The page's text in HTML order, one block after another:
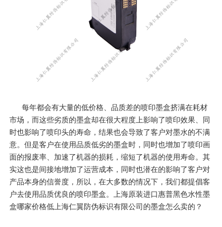
每年都会有大量的低价格、品质差的喷印墨盒挤满在耗材
市场，而这些劣质的墨盒却在很大程度上影响了喷印效果、同
时也影响了喷印头的寿命，结果也会导致了客户对墨水的不满
意。但是客户在使用品质低劣的墨盒时，同时也增加了喷印画
面的报废率、加速了机器的损耗，缩短了机器的使用寿命。其
实这也是间接地增加了运营成本，同时也潜在的影响了客户对
产品本身的信誉度，所以，在大多数的情况下，我们都提倡客
户去使用品质优良的喷印墨盒。上海原装进口惠普黑色水性墨
盒哪家价格低上海仁翼防伪标识有限公司的墨盒怎么卖的？